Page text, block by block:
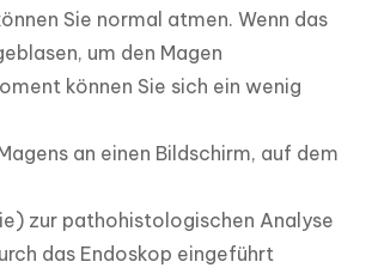
Sie normal atmen. Wenn das
um den Magen
können Sie sich ein wenig
an einen Bildschirm, auf dem
zur pathohistologischen Analyse
das Endoskop eingeführt